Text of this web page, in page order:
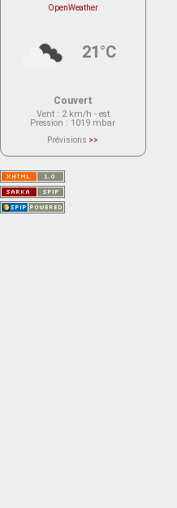
OpenWeather
21°C
Couvert
Vent : 2 km/h - est
Pression : 1019 mbar
Prévisions >>
actuellement aucune prévision
Saint-Nom.
Veuillez consulter le message du
service ci-dessous.
(401 - Invalid API key. Please see
https://openweathermap.org/faq#error401